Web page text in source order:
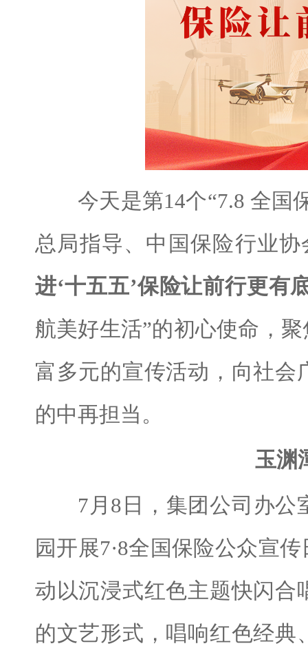
今天是第14个“7.8 全国
总局指导、中国保险行业
进‘十五五’保险让前行更有
航美好生活”的初心使命，
富多元的宣传活动，向社会
的中再担当。
玉渊
7月8日，集团公司办公
园开展7·8全国保险公众宣
动以沉浸式红色主题快闪合
的文艺形式，唱响红色经